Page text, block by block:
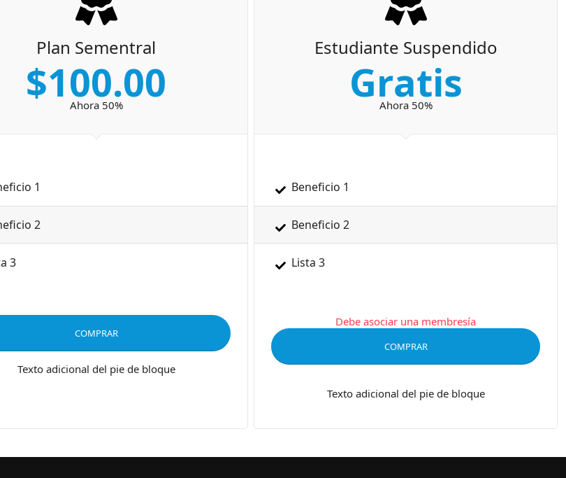
Plan Sementral
$100.00
Ahora 50%
1
2
3
COMPRAR
Texto adicional del pie de bloque
Estudiante Suspendido
Gratis
Ahora 50%
Beneficio 1
Beneficio 2
Lista 3
Debe asociar una membresía
COMPRAR
Texto adicional del pie de bloque